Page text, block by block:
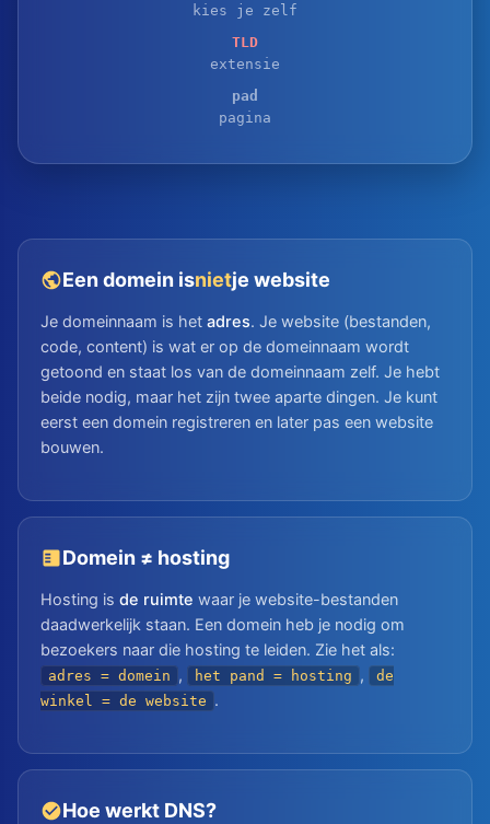
kies je zelf
TLD
extensie
pad
pagina
Een domein isnietje website
Je domeinnaam is het adres. Je website (bestanden,
code, content) is wat er op de domeinnaam wordt
getoond en staat los van de domeinnaam zelf. Je hebt
beide nodig, maar het zijn twee aparte dingen. Je kunt
eerst een domein registreren en later pas een website
bouwen.
Domein ≠ hosting
Hosting is de ruimte waar je website-bestanden
daadwerkelijk staan. Een domein heb je nodig om
bezoekers naar die hosting te leiden. Zie het als:
adres = domein , het pand = hosting ,
de
winkel = de website .
Hoe werkt DNS?